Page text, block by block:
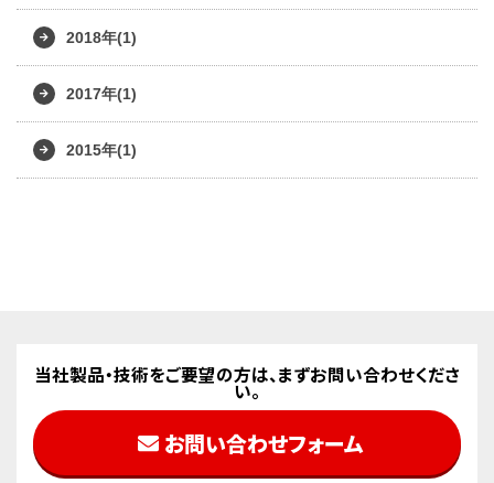
2018年(1)
2017年(1)
2015年(1)
当社製品・技術をご要望の方は、まずお問い合わせくださ
い。
お問い合わせフォーム